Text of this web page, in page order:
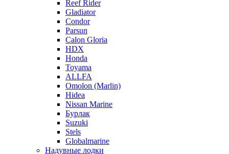
Reef Rider
Gladiator
Condor
Parsun
Calon Gloria
HDX
Honda
Toyama
ALLFA
Omolon (Marlin)
Hidea
Nissan Marine
Бурлак
Suzuki
Stels
Globalmarine
Надувные лодки